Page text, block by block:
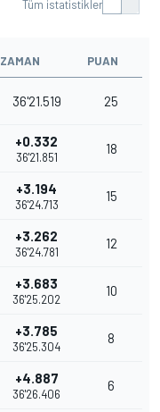
Tüm istatistikler
ZAMAN PUAN
36'21.519 25
+0.332
36'21.851
18
+3.194
36'24.713
15
+3.262
36'24.781
12
+3.683
36'25.202
10
+3.785
36'25.304
8
+4.887
36'26.406
6